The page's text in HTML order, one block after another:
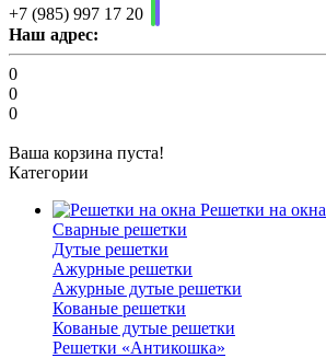
+7 (985) 997 17 20
Наш адрес:
0
0
0
Ваша корзина пуста!
Категории
Решетки на окна
Сварные решетки
Дутые решетки
Ажурные решетки
Ажурные дутые решетки
Кованые решетки
Кованые дутые решетки
Решетки «Антикошка»